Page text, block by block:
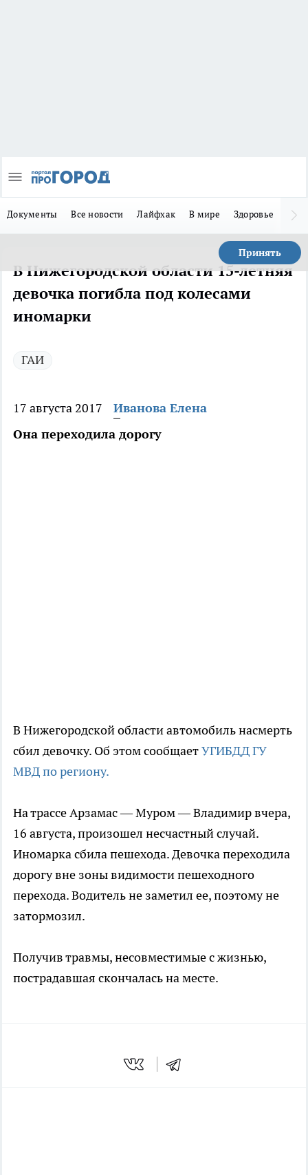
Документы Все новости Лайфхак В мире Здоровье
Принять
В Нижегородской области 15-летняя
девочка погибла под колесами
иномарки
ГАИ
17 августа 2017
Иванова Елена
Она переходила дорогу
В Нижегородской области автомобиль насмерть
сбил девочку. Об этом сообщаетУГИБДД ГУ
МВД по региону.
На трассе Арзамас — Муром — Владимир вчера,
16 августа, произошел несчастный случай.
Иномарка сбила пешехода. Девочка переходила
дорогу вне зоны видимости пешеходного
перехода. Водитель не заметил ее, поэтому не
затормозил.
Получив травмы, несовместимые с жизнью,
пострадавшая скончалась на месте.